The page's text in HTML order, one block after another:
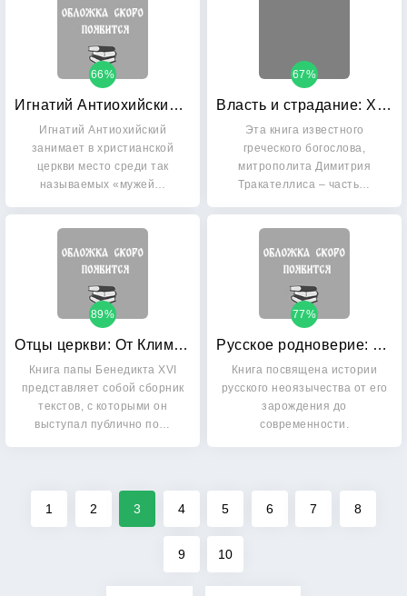
Игнатий Антиохийский: Епископ-мученик и происхождение епископата
66%
Игнатий Антиохийский
занимает в христианской
церкви место среди так
называемых «мужей…
Власть и страдание: Христологические аспекты Евангелия от Марка
67%
Эта книга известного
греческого богослова,
митрополита Димитрия
Тракателлиса – часть…
Отцы церкви: От Климента Римского до святого Августина
89%
Книга папы Бенедикта XVI
представляет собой сборник
текстов, с которыми он
выступал публично по…
Русское родноверие: неоязычество и национализм в современной России
77%
Книга посвящена истории
русского неоязычества от его
зарождения до
современности.
1 2 3 4 5 6 7 8
9 10